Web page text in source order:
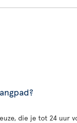
die je tot 24 uur